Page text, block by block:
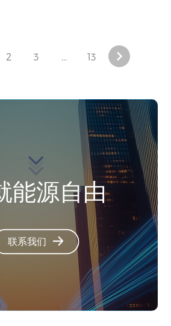
2 3 ... 13
能源自由
联系我们